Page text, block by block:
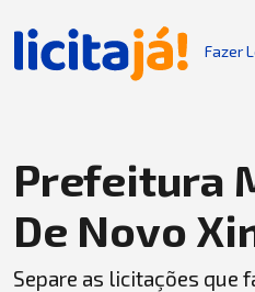
Fazer
Prefeitura
De Novo
Separe as licitações que